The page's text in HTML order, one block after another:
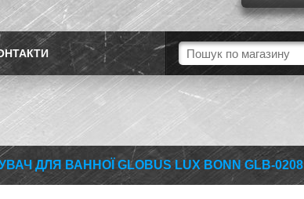
ДЛЯ ВАННОЇ GLOBUS LUX BONN GLB-0208